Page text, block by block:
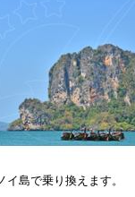
イ島で乗り換えます。